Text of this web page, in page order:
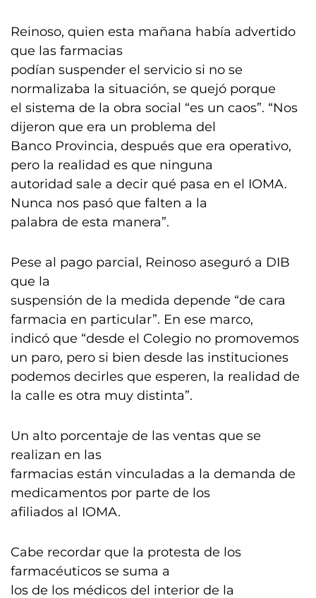
Reinoso, quien esta mañana había advertido
que las farmacias
podían suspender el servicio si no se
normalizaba la situación, se quejó porque
el sistema de la obra social “es un caos”. “Nos
dijeron que era un problema del
Banco Provincia, después que era operativo,
pero la realidad es que ninguna
autoridad sale a decir qué pasa en el IOMA.
Nunca nos pasó que falten a la
palabra de esta manera”.
Pese al pago parcial, Reinoso aseguró a DIB
que la
suspensión de la medida depende “de cara
farmacia en particular”. En ese marco,
indicó que “desde el Colegio no promovemos
un paro, pero si bien desde las instituciones
podemos decirles que esperen, la realidad de
la calle es otra muy distinta”.
Un alto porcentaje de las ventas que se
realizan en las
farmacias están vinculadas a la demanda de
medicamentos por parte de los
afiliados al IOMA.
Cabe recordar que la protesta de los
farmacéuticos se suma a
los de los médicos del interior de la